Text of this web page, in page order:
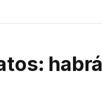
habrá